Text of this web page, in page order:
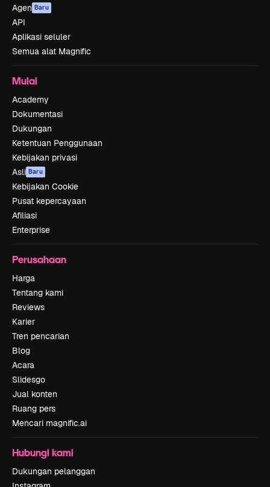
Agen Baru
API
Aplikasi seluler
Semua alat Magnific
Mulai
Academy
Dokumentasi
Dukungan
Ketentuan Penggunaan
Kebijakan privasi
Asli Baru
Kebijakan Cookie
Pusat kepercayaan
Afiliasi
Enterprise
Perusahaan
Harga
Tentang kami
Reviews
Karier
Tren pencarian
Blog
Acara
Slidesgo
Jual konten
Ruang pers
Mencari magnific.ai
Hubungi kami
Dukungan pelanggan